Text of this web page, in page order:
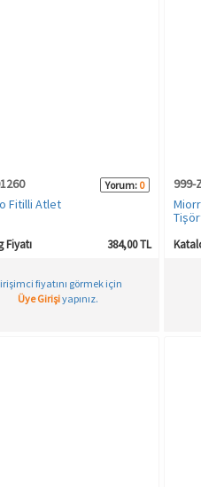
Yorum: 0
Fitilli Atlet
Fiyatı 384,00 TL
fiyatını görmek için
Üye Girişiyapınız.
999-